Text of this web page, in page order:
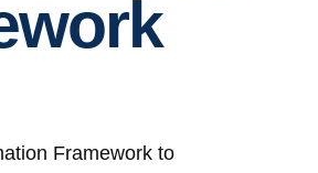
Framework to